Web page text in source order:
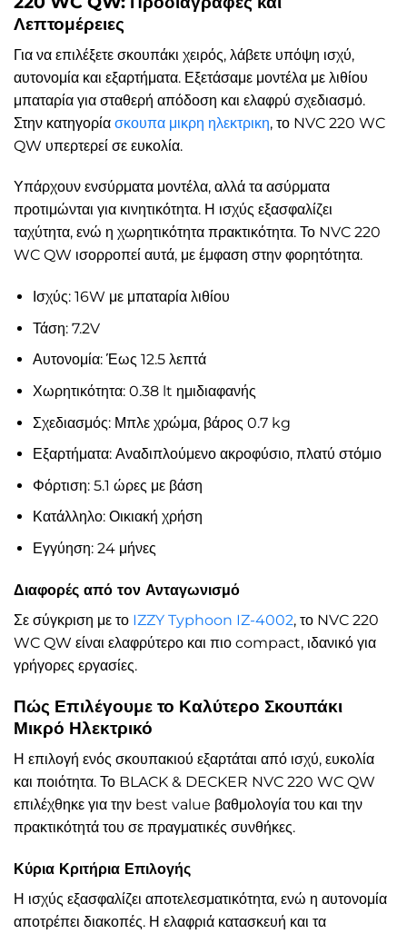
Λεπτομέρειες
Για να επιλέξετε σκουπάκι χειρός, λάβετε υπόψη ισχύ,
αυτονομία και εξαρτήματα. Εξετάσαμε μοντέλα με λιθίου
μπαταρία για σταθερή απόδοση και ελαφρύ σχεδιασμό.
Στην κατηγορία σκουπα μικρη ηλεκτρικη, το NVC 220 WC
QW υπερτερεί σε ευκολία.
Υπάρχουν ενσύρματα μοντέλα, αλλά τα ασύρματα
προτιμώνται για κινητικότητα. Η ισχύς εξασφαλίζει
ταχύτητα, ενώ η χωρητικότητα πρακτικότητα. Το NVC 220
WC QW ισορροπεί αυτά, με έμφαση στην φορητότητα.
Ισχύς: 16W με μπαταρία λιθίου
Τάση: 7.2V
Αυτονομία: Έως 12.5 λεπτά
Χωρητικότητα: 0.38 lt ημιδιαφανής
Σχεδιασμός: Μπλε χρώμα, βάρος 0.7 kg
Εξαρτήματα: Αναδιπλούμενο ακροφύσιο, πλατύ στόμιο
Φόρτιση: 5.1 ώρες με βάση
Κατάλληλο: Οικιακή χρήση
Εγγύηση: 24 μήνες
Διαφορές από τον Ανταγωνισμό
Σε σύγκριση με το IZZY Typhoon IZ-4002, το NVC 220
WC QW είναι ελαφρύτερο και πιο compact, ιδανικό για
γρήγορες εργασίες.
Πώς Επιλέγουμε το Καλύτερο Σκουπάκι
Μικρό Ηλεκτρικό
Η επιλογή ενός σκουπακιού εξαρτάται από ισχύ, ευκολία
και ποιότητα. Το BLACK & DECKER NVC 220 WC QW
επιλέχθηκε για την best value βαθμολογία του και την
πρακτικότητά του σε πραγματικές συνθήκες.
Κύρια Κριτήρια Επιλογής
Η ισχύς εξασφαλίζει αποτελεσματικότητα, ενώ η αυτονομία
αποτρέπει διακοπές. Η ελαφριά κατασκευή και τα